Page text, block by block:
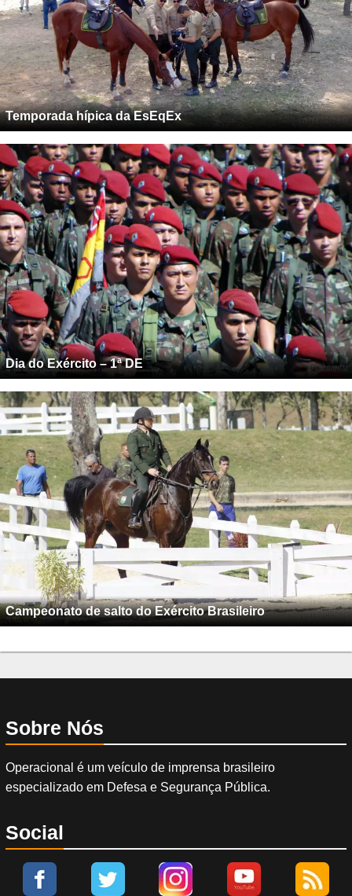
Temporada hípica da EsEqEx
Dia do Exército – 1ª DE
Campeonato de salto do Exército Brasileiro
Sobre Nós
Operacional é um veículo de imprensa brasileiro
especializado em Defesa e Segurança Pública.
Social